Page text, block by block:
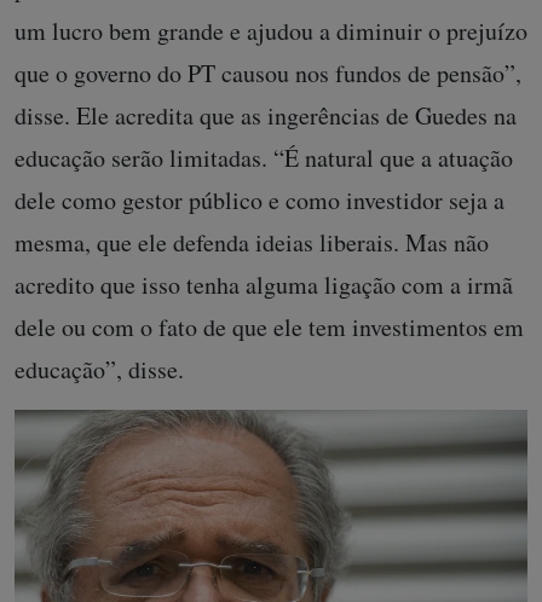
um lucro bem grande e ajudou a diminuir o prejuízo
que o governo do PT causou nos fundos de pensão”,
disse. Ele acredita que as ingerências de Guedes na
educação serão limitadas. “É natural que a atuação
dele como gestor público e como investidor seja a
mesma, que ele defenda ideias liberais. Mas não
acredito que isso tenha alguma ligação com a irmã
dele ou com o fato de que ele tem investimentos em
educação”, disse.